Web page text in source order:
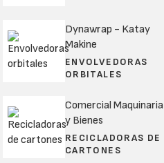
Dynawrap - Katay
Makine
ENVOLVEDORAS
ORBITALES
Comercial Maquinaria
y Bienes
RECICLADORAS DE
CARTONES